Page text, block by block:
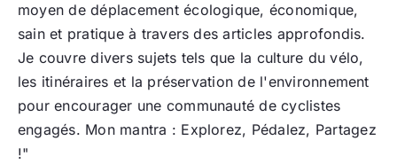
moyen de déplacement écologique, économique,
sain et pratique à travers des articles approfondis.
Je couvre divers sujets tels que la culture du vélo,
les itinéraires et la préservation de l'environnement
pour encourager une communauté de cyclistes
engagés. Mon mantra : Explorez, Pédalez, Partagez
!"